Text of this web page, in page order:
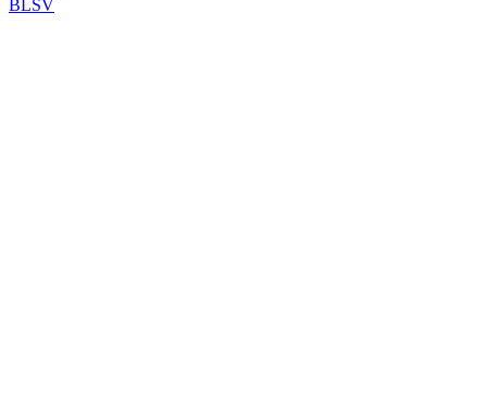
BLSV